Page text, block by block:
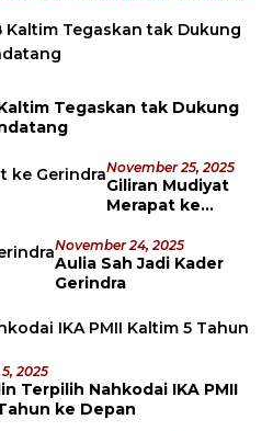
Tegaskan tak Dukung
November 25, 2025
Giliran Mudiyat
Merapat ke
November 24, 2025
Aulia Sah Jadi Kader
Gerindra
2025
Terpilih Nahkodai IKA PMII
ke Depan